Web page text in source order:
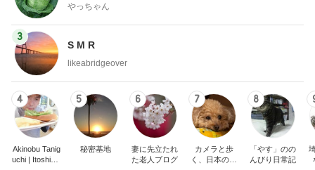
やっちゃん
3
S M R
likeabridgeover
4
Akinobu Tanig
uchi | Itoshima
5
秘密基地
6
妻に先立たれ
た老人ブログ
7
カメラと歩
く、日本の風
8
「やす」のの
んびり日常記